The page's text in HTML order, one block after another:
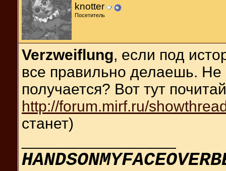
knotter
Посетитель
Verzweiflung, если под
все правильно делаешь. Не
получается? Вот тут
http://forum.mirf.ru/
станет)